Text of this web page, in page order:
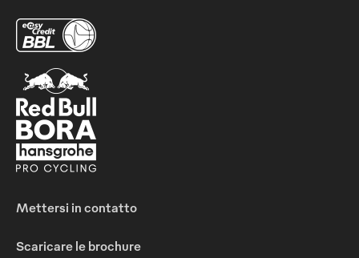
Mettersi in contatto
Scaricare le brochure